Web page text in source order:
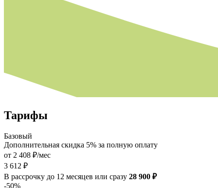
Тарифы
Базовый
Дополнительная скидка 5% за полную оплату
от 2 408 ₽/мес
3 612 ₽
В рассрочку до 12 месяцев или сразу 28 900 ₽
-50%